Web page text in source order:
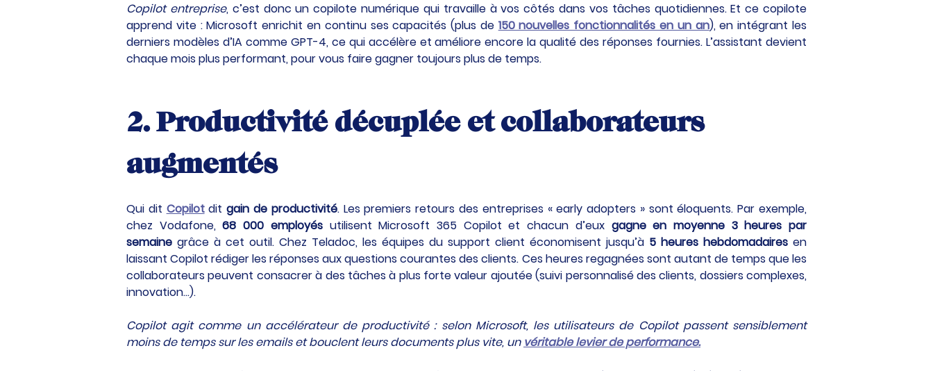
Copilot entreprise, c’est donc un copilote numérique qui travaille à vos côtés dans vos tâches quotidiennes. Et ce copilote
apprend vite : Microsoft enrichit en continu ses capacités (plus de 150 nouvelles fonctionnalités en un an), en intégrant les
derniers modèles d’IA comme GPT-4, ce qui accélère et améliore encore la qualité des réponses fournies. L’assistant devient
chaque mois plus performant, pour vous faire gagner toujours plus de temps.
2. Productivité décuplée et collaborateurs
augmentés
Qui dit Copilot dit gain de productivité. Les premiers retours des entreprises « early adopters » sont éloquents. Par exemple,
chez Vodafone, 68 000 employés utilisent Microsoft 365 Copilot et chacun d’eux gagne en moyenne 3 heures par
semaine grâce à cet outil. Chez Teladoc, les équipes du support client économisent jusqu’à 5 heures hebdomadaires en
laissant Copilot rédiger les réponses aux questions courantes des clients. Ces heures regagnées sont autant de temps que les
collaborateurs peuvent consacrer à des tâches à plus forte valeur ajoutée (suivi personnalisé des clients, dossiers complexes,
innovation…).
Copilot agit comme un accélérateur de productivité : selon Microsoft, les utilisateurs de Copilot passent sensiblement
moins de temps sur les emails et bouclent leurs documents plus vite, un véritable levier de performance.